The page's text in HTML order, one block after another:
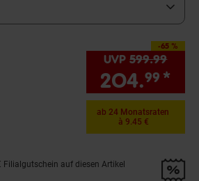
-65 %
Sie Sparen 65 Prozent,
UVP599.99UVP
204.99 *
ab 24 Monatsraten
à 9.45 €
&amp; 30€ Filialgutschein auf diesen Artikel
Filialgutschein auf diesen Artikel